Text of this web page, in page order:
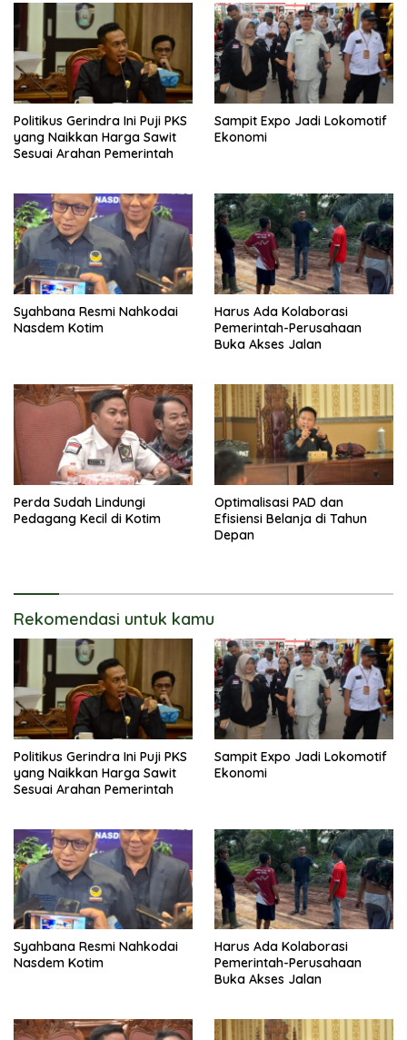
Politikus Gerindra Ini Puji PKS
yang Naikkan Harga Sawit
Sesuai Arahan Pemerintah
Sampit Expo Jadi Lokomotif
Ekonomi
Syahbana Resmi Nahkodai
Nasdem Kotim
Harus Ada Kolaborasi
Pemerintah-Perusahaan
Buka Akses Jalan
Perda Sudah Lindungi
Pedagang Kecil di Kotim
Optimalisasi PAD dan
Efisiensi Belanja di Tahun
Depan
Rekomendasi untuk kamu
Politikus Gerindra Ini Puji PKS
yang Naikkan Harga Sawit
Sesuai Arahan Pemerintah
Sampit Expo Jadi Lokomotif
Ekonomi
Syahbana Resmi Nahkodai
Nasdem Kotim
Harus Ada Kolaborasi
Pemerintah-Perusahaan
Buka Akses Jalan